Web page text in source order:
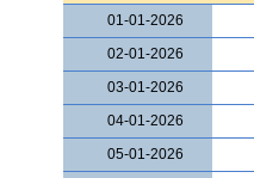
01-01-2026
02-01-2026
03-01-2026
04-01-2026
05-01-2026